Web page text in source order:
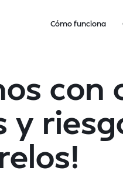
Cómo funciona
con
y